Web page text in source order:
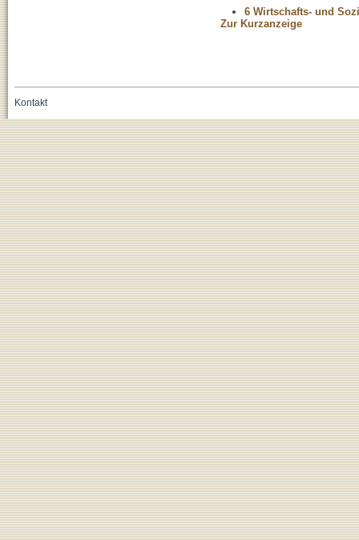
6 Wirtschafts- und
Zur Kurzanzeige
Kontakt